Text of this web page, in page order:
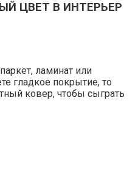
ЦВЕТ В ИНТЕРЬЕР
ламинат или
гладкое покрытие, то
ковер, чтобы сыграть